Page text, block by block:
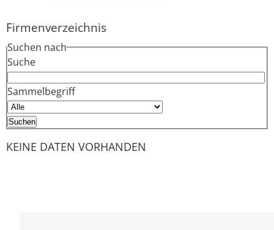
Firmenverzeichnis
Suchen nach
Suche
Sammelbegriff
KEINE DATEN VORHANDEN